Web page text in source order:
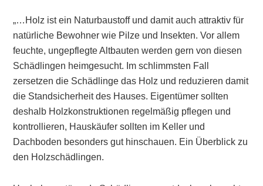
„…Holz ist ein Naturbaustoff und damit auch attraktiv für
natürliche Bewohner wie Pilze und Insekten. Vor allem
feuchte, ungepflegte Altbauten werden gern von diesen
Schädlingen heimgesucht. Im schlimmsten Fall
zersetzen die Schädlinge das Holz und reduzieren damit
die Standsicherheit des Hauses. Eigentümer sollten
deshalb Holzkonstruktionen regelmäßig pflegen und
kontrollieren, Hauskäufer sollten im Keller und
Dachboden besonders gut hinschauen. Ein Überblick zu
den Holzschädlingen.